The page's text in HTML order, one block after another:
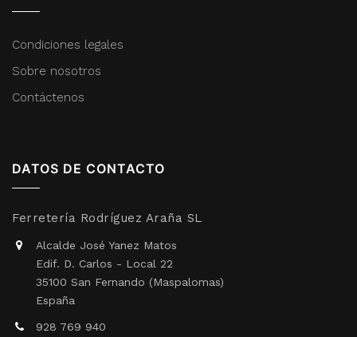
Condiciones legales
Sobre nosotros
Contáctenos
DATOS DE CONTACTO
Ferretería Rodríguez Araña SL
Alcalde José Yanez Matos
Edif. D. Carlos - Local 22
35100 San Fernando (Maspalomas)
España
928 769 940